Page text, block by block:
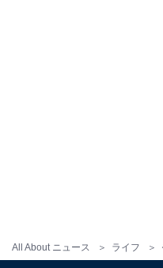
All About ニュース ライフ